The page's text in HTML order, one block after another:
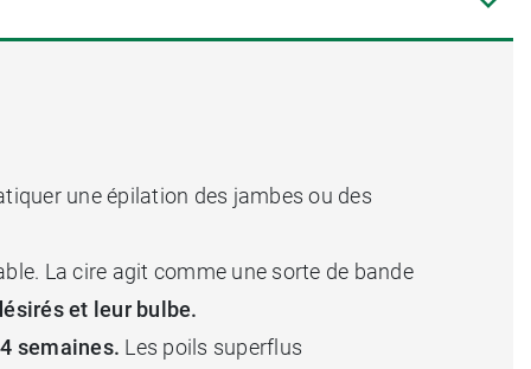
une épilation des jambes ou des
La cire agit comme une sorte de bande
et leur bulbe.
semaines. Les poils superflus